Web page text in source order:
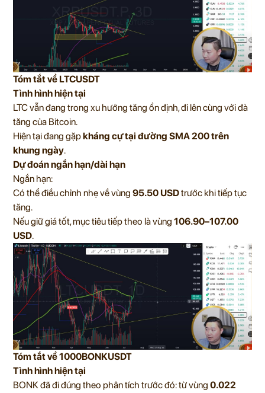
Tóm tắt về LTCUSDT
Tình hình hiện tại
LTC vẫn đang trong xu hướng tăng ổn định, đi lên cùng với đà
tăng của Bitcoin.
Hiện tại đang gặpkháng cự tại đường SMA 200 trên
khung ngày.
Dự đoán ngắn hạn/dài hạn
Ngắn hạn:
Có thể điều chỉnh nhẹ về vùng 95.50 USDtrước khi tiếp tục
tăng.
Nếu giữ giá tốt, mục tiêu tiếp theo là vùng 106.90–107.00
USD.
Tóm tắt về 1000BONKUSDT
Tình hình hiện tại
BONK đã đi đúng theo phân tích trước đó: từ vùng 0.022